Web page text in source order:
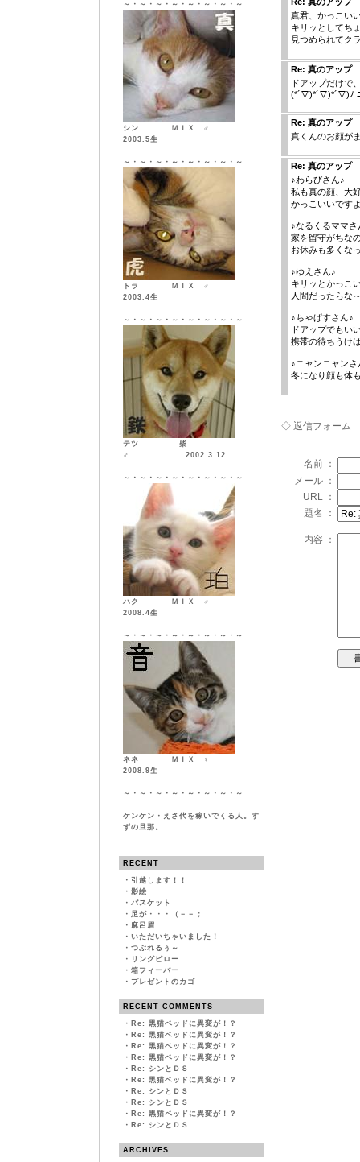
～・～・～・～・～・～・～・～
シン ＭＩＸ ♂
2003.5生
～・～・～・～・～・～・～・～
トラ ＭＩＸ ♂
2003.4生
～・～・～・～・～・～・～・～
テツ 柴
♂ 2002.3.12
～・～・～・～・～・～・～・～
ハク ＭＩＸ ♂
2008.4生
～・～・～・～・～・～・～・～
ネネ ＭＩＸ ♀
2008.9生
～・～・～・～・～・～・～・～
ケンケン・えさ代を稼いでくる人。す
ずの旦那。
RECENT
・ 引越します！！
・ 影絵
・ バスケット
・ 足が・・・（－－；
・ 麻呂眉
・ いただいちゃいました！
・ つぶれるぅ～
・ リングピロー
・ 箱フィーバー
・ プレゼントのカゴ
RECENT COMMENTS
・ Re: 黒猫ベッドに異変が！？
・ Re: 黒猫ベッドに異変が！？
・ Re: 黒猫ベッドに異変が！？
・ Re: 黒猫ベッドに異変が！？
・ Re: シンとＤＳ
・ Re: 黒猫ベッドに異変が！？
・ Re: シンとＤＳ
・ Re: シンとＤＳ
・ Re: 黒猫ベッドに異変が！？
・ Re: シンとＤＳ
ARCHIVES
真君、かっこい
キリッとしてち
見つめられてク
Re: 真のアップ
ドアップだけで
(*´▽)*´▽)*´▽)ﾉ
Re: 真のアップ
真くんのお顔が
Re: 真のアップ
♪わらびさん♪
私も真の顔、大
かっこいいです
♪なるくるママさ
家を留守がちな
お休みも多くな
♪ゆえさん♪
キリッとかっこ
人間だったらな
♪ちゃぱすさん♪
ドアップでもい
携帯の待ちうけ
♪ニャンニャンさ
冬になり顔も体
◇ 返信フォーム
名前 ：
メール ：
URL ：
題名 ：
内容 ：